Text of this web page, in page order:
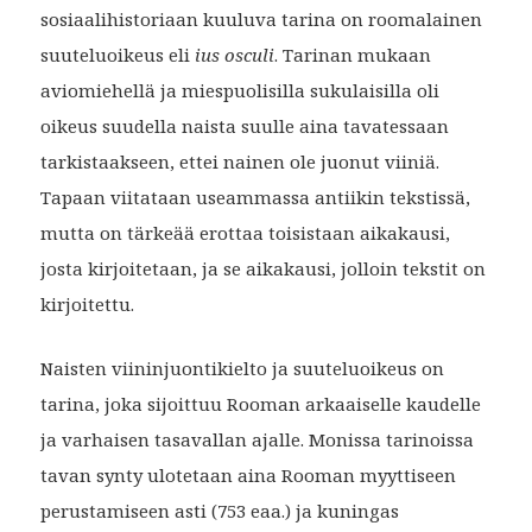
sosiaalihistoriaan kuuluva tarina on roomalainen
suuteluoikeus eli ius osculi. Tarinan mukaan
aviomiehellä ja miespuolisilla sukulaisilla oli
oikeus suudella naista suulle aina tavatessaan
tarkistaakseen, ettei nainen ole juonut viiniä.
Tapaan viitataan useammassa antiikin tekstissä,
mutta on tärkeää erottaa toisistaan aikakausi,
josta kirjoitetaan, ja se aikakausi, jolloin tekstit on
kirjoitettu.
Naisten viininjuontikielto ja suuteluoikeus on
tarina, joka sijoittuu Rooman arkaaiselle kaudelle
ja varhaisen tasavallan ajalle. Monissa tarinoissa
tavan synty ulotetaan aina Rooman myyttiseen
perustamiseen asti (753 eaa.) ja kuningas